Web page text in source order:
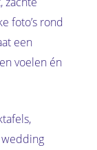
foto’s rond
een
voelen én